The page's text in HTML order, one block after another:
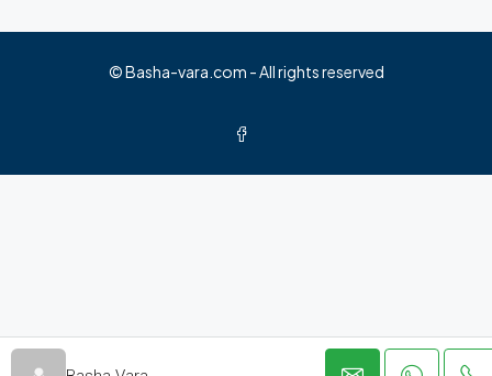
© Basha-vara.com - All rights reserved